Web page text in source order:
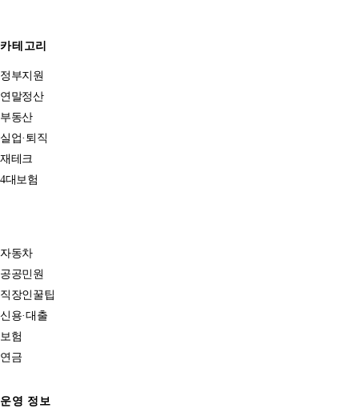
카테고리
정부지원
연말정산
부동산
실업·퇴직
재테크
4대보험
자동차
공공민원
직장인꿀팁
신용·대출
보험
연금
운영 정보